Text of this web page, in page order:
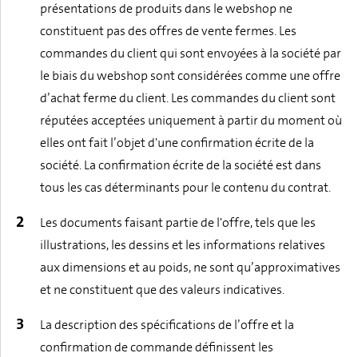
présentations de produits dans le webshop ne
constituent pas des offres de vente fermes. Les
commandes du client qui sont envoyées à la société par
le biais du webshop sont considérées comme une offre
d’achat ferme du client. Les commandes du client sont
réputées acceptées uniquement à partir du moment où
elles ont fait l’objet d'une confirmation écrite de la
société. La confirmation écrite de la société est dans
tous les cas déterminants pour le contenu du contrat.
Les documents faisant partie de l'offre, tels que les
illustrations, les dessins et les informations relatives
aux dimensions et au poids, ne sont qu’approximatives
et ne constituent que des valeurs indicatives.
La description des spécifications de l’offre et la
confirmation de commande définissent les